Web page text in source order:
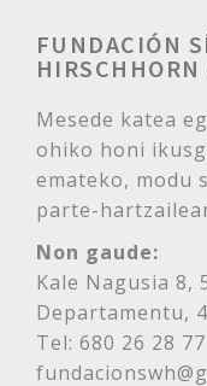
FUNDACIÓN
Mesede katea
ohiko honi
emateko, modu
parte-
Non gaude:
Kale Nagusia 8,
Departamentu,
Tel: 680 26 28 77